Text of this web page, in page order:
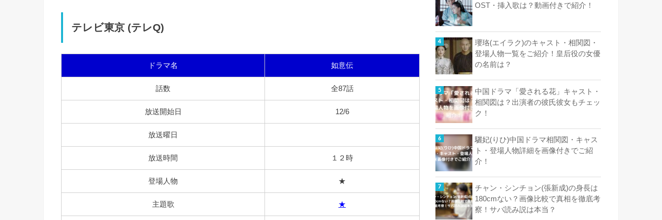
テレビ東京 (テレQ)
ドラマ名 如意伝
話数 全87話
放送開始日 12/6
放送曜日
放送時間 １２時
登場人物 ★
主題歌 ★
OST・挿入歌は？動画付きで紹介！
瓔珞(エイラク)のキャスト・相関図・
登場人物一覧をご紹介！皇后役の女優
の名前は？
中国ドラマ「愛される花」キャスト・
相関図は？出演者の彼氏彼女もチェッ
ク！
驪妃(りひ)中国ドラマ相関図・キャス
ト・登場人物詳細を画像付きでご紹
介！
チャン・シンチョン(張新成)の身長は
180cmない？画像比較で真相を徹底考
察！サバ読み説は本当？